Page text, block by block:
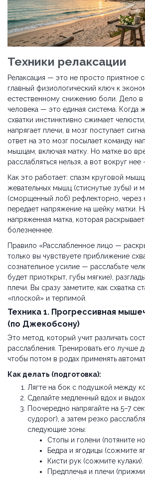
Техники релаксации
Релаксация — это не просто приятное
главный физиологический ключ к
естественному снижению боли. Дело в
человека — это единая система. Когда
схватки инстинктивно сжимает
напрягает плечи, в мозг поступает
ответ на это мозг посылает команду
мышцам, включая матку. Но матке во
расслабляться нельзя, а вот вокруг
Как это работает: спазм круговой
жевательных мышц (стиснутые зубы) и
(сморщенный лоб) рефлекторно, через
передает напряжение на шейку матки.
напряженная матка, которая
болезненнее.
Правило «Расслабленное лицо —
только вы чувствуете приближение
сознательное усилие — расслабьте
будет приоткрыт, губы мягкие),
плечи. Вы сразу заметите, как схватка
«плоской» и терпимой.
Техника 1. Прогрессивная
(по Джекобсону)
Это метод, который учит различать
расслабления. Тренировать его лучше
чтобы потом в родах применять
Как делать (подготовка):
Лягте на бок с подушкой между
Сделайте медленный вдох и выдох.
Поочередно напрягайте на 5–7
судорог), а затем резко
следующие зоны:
Стопы и голени (потяните
Бедра и ягодицы (сожмите
Кисти рук (сожмите кулаки).
Предплечья и плечи